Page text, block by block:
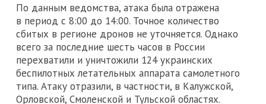
По данным ведомства, атака была отражена
в период с 8:00 до 14:00. Точное количество
сбитых в регионе дронов не уточняется. Однако
всего за последние шесть часов в России
перехватили и уничтожили 124 украинских
беспилотных летательных аппарата самолетного
типа. Атаку отразили, в частности, в Калужской,
Орловской, Смоленской и Тульской областях.